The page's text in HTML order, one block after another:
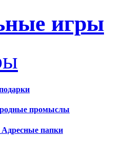
игры
промыслы
папки